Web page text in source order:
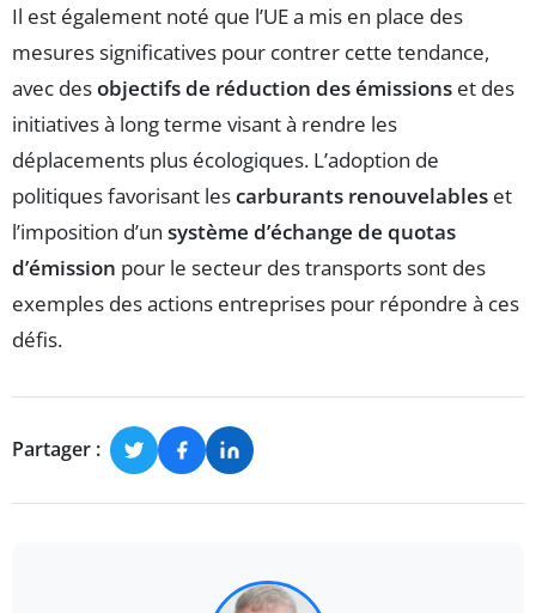
Il est également noté que l’UE a mis en place des
mesures significatives pour contrer cette tendance,
avec desobjectifs de réduction des émissions et des
initiatives à long terme visant à rendre les
déplacements plus écologiques. L’adoption de
politiques favorisant lescarburants renouvelables et
l’imposition d’un système d’échange de quotas
d’émission pour le secteur des transports sont des
exemples des actions entreprises pour répondre à ces
défis.
Partager :